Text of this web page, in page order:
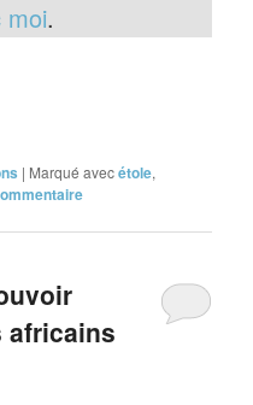
moi.
| Marqué avecétole,
africains